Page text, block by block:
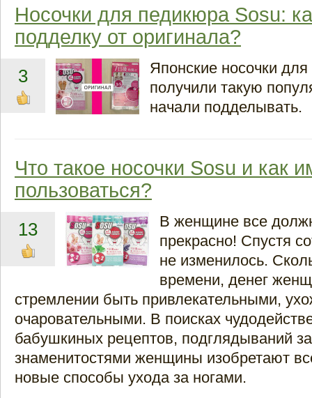
Носочки для педикюра Sosu:
подделку от оригинала?
3
Японские носочки
получили такую
начали подделывать.
Что такое носочки Sosu и как
пользоваться?
13
В женщине все
прекрасно! Спустя
не изменилось.
времени, денег
стремлении быть привлекательными,
очаровательными. В поисках
бабушкиных рецептов, подглядываний за
знаменитостями женщины изобретают
новые способы ухода за ногами.